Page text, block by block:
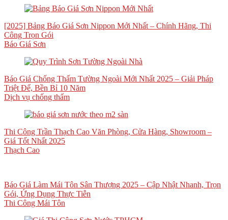
[2025] Bảng Báo Giá Sơn Nippon Mới Nhất – Chính Hãng, Thi
Công Trọn Gói
Báo Giá Sơn
Báo Giá Chống Thấm Tường Ngoài Mới Nhất 2025 – Giải Pháp
Triệt Để, Bền Bỉ 10 Năm
Dịch vụ chống thấm
Thi Công Trần Thạch Cao Văn Phòng, Cửa Hàng, Showroom –
Giá Tốt Nhất 2025
Thạch Cao
Báo Giá Làm Mái Tôn Sân Thượng 2025 – Cập Nhật Nhanh, Trọn
Gói, Ứng Dụng Thực Tiễn
Thi Công Mái Tôn